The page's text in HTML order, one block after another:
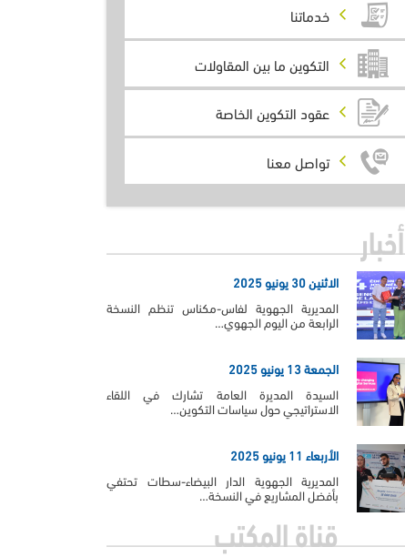
خدماتنا
التكوين ما بين المقاولات
عقود التكوين الخاصة
تواصل معنا
أخبار
الاثنين 30 يونيو 2025
المديرية الجهوية لفاس-مكناس تنظم النسخة
الرابعة من اليوم الجهوي…
الجمعة 13 يونيو 2025
السيدة المديرة العامة تشارك في اللقاء
الاستراتيجي حول سياسات التكوين…
الأربعاء 11 يونيو 2025
المديرية الجهوية الدار البيضاء-سطات تحتفي
بأفضل المشاريع في النسخة…
قناة المكتب